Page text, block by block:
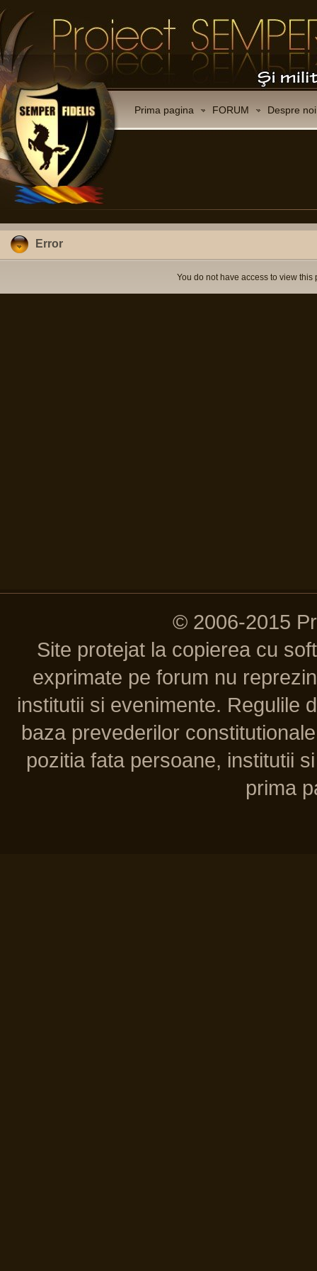
Prima pagina FORUM Despre noi
Error
You do not have access to view this
© 2006-2015
Site protejat la copierea cu
exprimate pe forum nu
institutii si evenimente. Regulile
baza prevederilor
pozitia fata persoane, institutii
prima